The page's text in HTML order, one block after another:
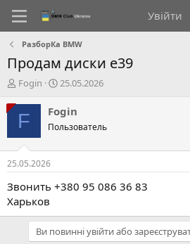
Увійти
РазборКа BMW
Продам диски е39
А
т
о
т
е
м
и
Fogin
Д
т
а
с
о
р
н
я
25.05.2026
F Fogin
Пользователь
25.05.2026
Звонить +380 95 086 36 83
Харьков
Ви повинні увійти або